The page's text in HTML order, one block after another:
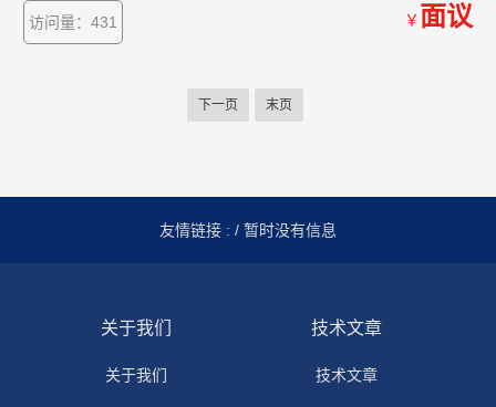
访问量：431 ￥ 面议
下一页 末页
友情链接 : / 暂时没有信息
关于我们
关于我们
技术文章
技术文章